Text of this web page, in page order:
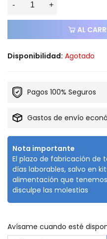
- +
AL
Disponibilidad: Agotado
Pagos 100% Seguros
Gastos de envío
Nota importante
El plazo de fabricación de
días laborables, salvo en
alimentación que
disculpe las molestias
Avísame cuando esté